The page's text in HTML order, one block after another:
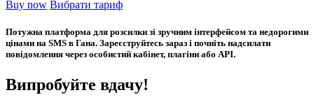
Buy now Вибрати тариф
Потужна платформа для розсилки зі зручним інтерфейсом та недорогими
цінами на SMS в Гана. Зареєструйтесь зараз і почніть надсилати
повідомлення через особистий кабінет, плагіни або API.
Випробуйте вдачу!